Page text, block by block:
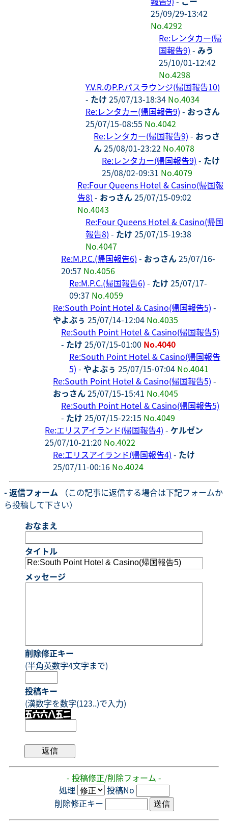
25/09/29-13:42
No.4292
Re:レンタカー(帰
国報告9) - みう
25/10/01-12:42
No.4298
Y.V.R.のP.P.パスラウンジ(帰国報告10)
- たけ 25/07/13-18:34 No.4034
Re:レンタカー(帰国報告9) - おっさん
25/07/15-08:55 No.4042
Re:レンタカー(帰国報告9) - おっさ
ん25/08/01-23:22 No.4078
Re:レンタカー(帰国報告9) - たけ
25/08/02-09:31 No.4079
Re:Four Queens Hotel & Casino(帰国報
告8) - おっさん25/07/15-09:02
No.4043
Re:Four Queens Hotel & Casino(帰国
報告8) - たけ 25/07/15-19:38
No.4047
Re:M.P.C.(帰国報告6) - おっさん25/07/16-
20:57 No.4056
Re:M.P.C.(帰国報告6) - たけ 25/07/17-
09:37 No.4059
Re:South Point Hotel & Casino(帰国報告5) -
やよぶぅ 25/07/14-12:04 No.4035
Re:South Point Hotel & Casino(帰国報告5)
- たけ 25/07/15-01:00 No.4040
Re:South Point Hotel & Casino(帰国報告
5) - やよぶぅ 25/07/15-07:04 No.4041
Re:South Point Hotel & Casino(帰国報告5) -
おっさん25/07/15-15:41 No.4045
Re:South Point Hotel & Casino(帰国報告5)
- たけ 25/07/15-22:15 No.4049
Re:エリスアイランド(帰国報告4) - ケルゼン
25/07/10-21:20 No.4022
Re:エリスアイランド(帰国報告4) - たけ
25/07/11-00:16 No.4024
- 返信フォーム （この記事に返信する場合は下記フォームか
ら投稿して下さい）
おなまえ
タイトル
メッセージ
削除修正キー
(半角英数字4文字まで)
投稿キー
(漢数字を数字(123..)で入力)
- 投稿修正/削除フォーム -
処理
投稿No
削除修正キー